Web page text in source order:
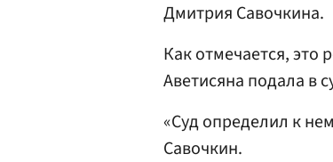
Дмитрия Савочкина.
Как отмечается, это
Аветисяна подала в
«Суд определил к
Савочкин.